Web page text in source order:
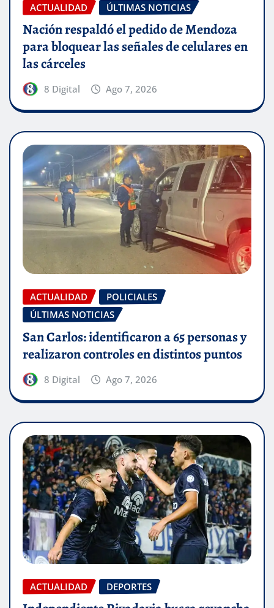
ACTUALIDAD ÚLTIMAS NOTICIAS
Nación respaldó el pedido de Mendoza
para bloquear las señales de celulares en
las cárceles
8 Digital Ago 7, 2026
ACTUALIDAD
POLICIALES
ÚLTIMAS NOTICIAS
San Carlos: identificaron a 65 personas y
realizaron controles en distintos puntos
8 Digital Ago 7, 2026
ACTUALIDAD DEPORTES